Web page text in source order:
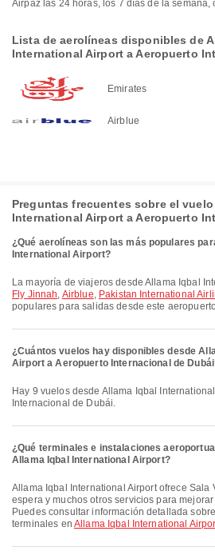
Airpaz las 24 horas, los 7 días de la semana,
Lista de aerolíneas disponibles de
International Airport a Aeropuerto
Emirates
Airblue
Preguntas frecuentes sobre el
International Airport a Aeropuerto
¿Qué aerolíneas son las más populares
International Airport?
La mayoría de viajeros desde Allama Iqbal
Fly Jinnah, Airblue, Pakistan International
populares para salidas desde este
¿Cuántos vuelos hay disponibles desde
Airport a Aeropuerto Internacional de
Hay 9 vuelos desde Allama Iqbal International Airport hasta Aeropuerto
Internacional de Dubái.
¿Qué terminales e instalaciones
Allama Iqbal International Airport?
Allama Iqbal International Airport ofrece Sala VIP, Silla de ruedas, Área de
espera y muchos otros servicios para
Puedes consultar información detallada
terminales en Allama Iqbal International